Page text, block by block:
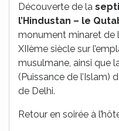
Découverte de la
l’Hindustan – le
monument minaret de
XIIème siècle sur
musulmane, ainsi que
(Puissance de
de Delhi.
Retour en soirée à